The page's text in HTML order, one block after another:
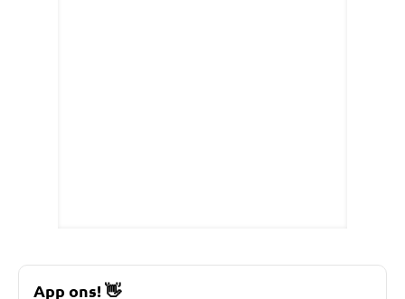
App ons!👋